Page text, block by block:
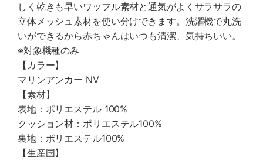
しく乾きも早いワッフル素材と通気がよくサラサラの
立体メッシュ素材を使い分けできます。洗濯機で丸洗
いができるから赤ちゃんはいつも清潔、気持ちいい。
※対象機種のみ
【カラー】
マリンアンカー NV
【素材】
表地：ポリエステル 100%
クッション材：ポリエステル100%
裏地：ポリエステル100%
【生産国】